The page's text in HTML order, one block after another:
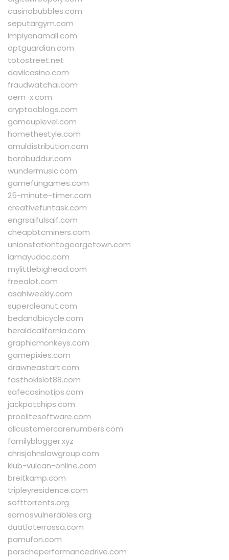
casinobubbles.com
seputargym.com
impiyanamall.com
optguardian.com
totostreet.net
davilcasino.com
fraudwatchai.com
aem-x.com
cryptooblogs.com
gameuplevel.com
homethestyle.com
amuldistribution.com
borobuddur.com
wundermusic.com
gamefungames.com
25-minute-timer.com
creativefuntask.com
engrsaifulsaif.com
cheapbtcminers.com
unionstationtogeorgetown.com
iamayudoc.com
mylittlebighead.com
freealot.com
asahiweekly.com
supercleanut.com
bedandbicycle.com
heraldcalifornia.com
graphicmonkeys.com
gamepixies.com
drawneastart.com
fasthokislot88.com
safecasinotips.com
jackpotchips.com
proelitesoftware.com
allcustomercarenumbers.com
familyblogger.xyz
chrisjohnslawgroup.com
klub-vulcan-online.com
breitkamp.com
tripleyresidence.com
softtorrents.org
somosvulnerables.org
duatloterrassa.com
pamufon.com
porscheperformancedrive.com